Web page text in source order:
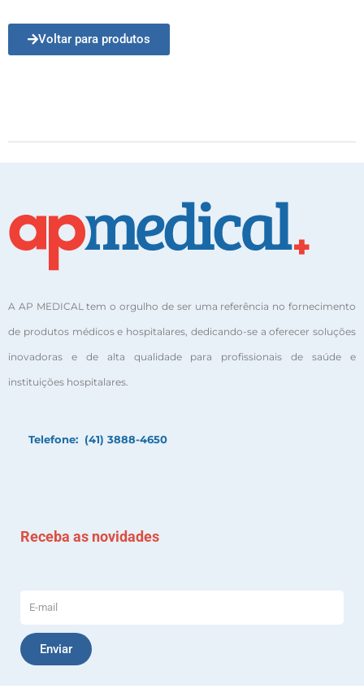
Voltar para produtos
A AP MEDICAL tem o orgulho de ser uma referência no fornecimento
de produtos médicos e hospitalares, dedicando-se a oferecer soluções
inovadoras e de alta qualidade para profissionais de saúde e
instituições hospitalares.
Telefone: (41) 3888-4650
Receba as novidades
Enviar